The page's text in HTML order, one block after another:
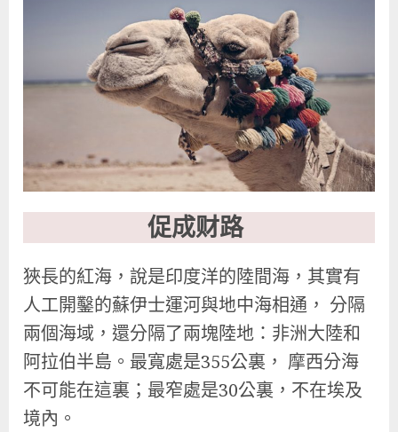
促成财路
狹長的紅海，說是印度洋的陸間海，其實有
人工開鑿的蘇伊士運河與地中海相通， 分隔
兩個海域，還分隔了兩塊陸地：非洲大陸和
阿拉伯半島。最寬處是355公裏， 摩西分海
不可能在這裏；最窄處是30公裏，不在埃及
境內。